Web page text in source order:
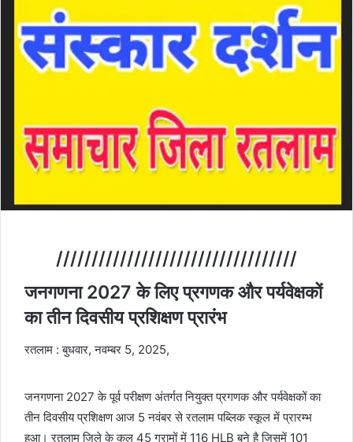
//////////////////////////////////
जनगणना 2027 के लिए प्रगणक और पर्यवेक्षकों
का तीन दिवसीय प्रशिक्षण प्रारंभ
रतलाम : बुधवार, नवम्बर 5, 2025,
जनगणना 2027 के पूर्व परीक्षण अंतर्गत नियुक्त प्रगणक और पर्यवेक्षकों का
तीन दिवसीय प्रशिक्षण आज 5 नवंबर से रतलाम पब्लिक स्कूल में प्रारम्भ
हुआ। रतलाम जिले के कुल 45 ग्रामों में 116 HLB बने है जिसमें 101